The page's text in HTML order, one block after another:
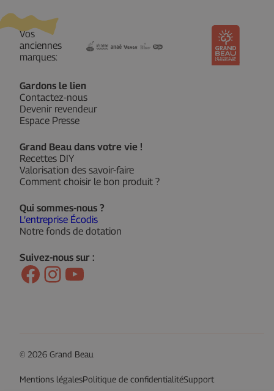
Vos
anciennes
marques:
Gardons le lien
Contactez-nous
Devenir revendeur
Espace Presse
Grand Beau dans votre vie !
Recettes DIY
Valorisation des savoir-faire
Comment choisir le bon produit ?
Qui sommes-nous ?
L’entreprise Écodis
Notre fonds de dotation
Suivez-nous sur :
Facebook
Instagram
YouTube
© 2026 Grand Beau
Mentions légalesPolitique de confidentialitéSupport